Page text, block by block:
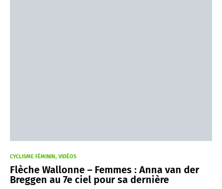
CYCLISME FÉMININ VIDÉOS
Flèche Wallonne – Femmes : Anna van der
Breggen au 7e ciel pour sa dernière